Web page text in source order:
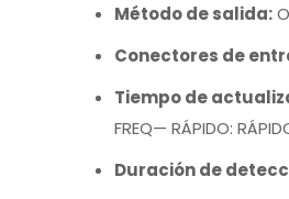
Método de salida:
Conectores de
Tiempo de
FREQ— RÁPIDO:
Duración de